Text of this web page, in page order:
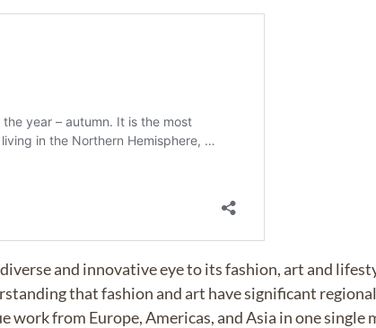
and innovative eye to its fashion, art and
that fashion and art have significant
from Europe, Americas, and Asia in one single